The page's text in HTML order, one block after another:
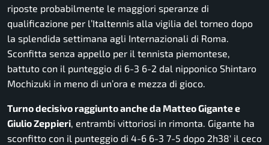
riposte probabilmente le maggiori speranze di
qualificazione per l’Italtennis alla vigilia del torneo dopo
la splendida settimana agli Internazionali di Roma.
Sconfitta senza appello per il tennista piemontese,
battuto con il punteggio di 6-3 6-2 dal nipponico Shintaro
Mochizuki in meno di un’ora e mezza di gioco.
Turno decisivo raggiunto anche da Matteo Gigante e
Giulio Zeppieri, entrambi vittoriosi in rimonta. Gigante ha
sconfitto con il punteggio di 4-6 6-3 7-5 dopo 2h38′ il ceco